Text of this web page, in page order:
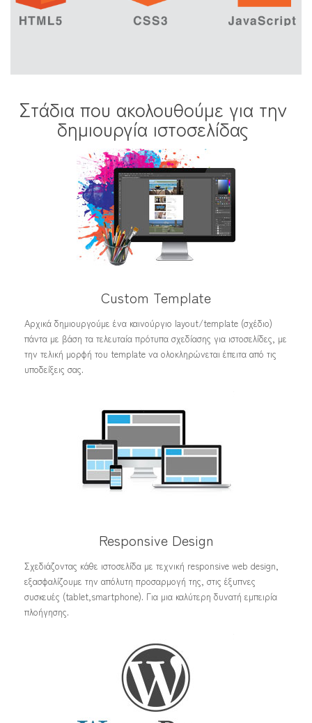
Στάδια που ακολουθούμε για την
δημιουργία ιστοσελίδας
Custom Template
Αρχικά δημιουργούμε ένα καινούργιο layout/template (σχέδιο)
πάντα με βάση τα τελευταία πρότυπα σχεδίασης για ιστοσελίδες, με
την τελική μορφή του template να ολοκληρώνεται έπειτα από τις
υποδείξεις σας.
Responsive Design
Σχεδιάζοντας κάθε ιστοσελίδα με τεχνική responsive web design,
εξασφαλίζουμε την απόλυτη προσαρμογή της, στις έξυπνες
συσκευές (tablet,smartphone). Για μια καλύτερη δυνατή εμπειρία
πλοήγησης.